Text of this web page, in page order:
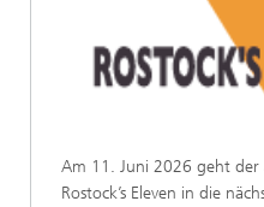
Am 11. Juni 2026 geht der
Rostock’s Eleven in die